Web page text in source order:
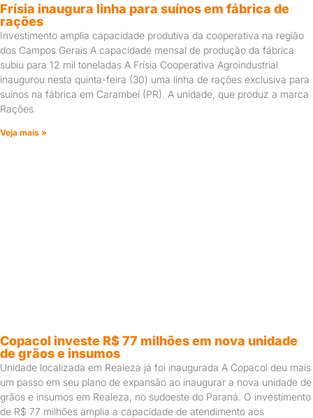
Frísia inaugura linha para suínos em fábrica de
rações
Investimento amplia capacidade produtiva da cooperativa na região
dos Campos Gerais A capacidade mensal de produção da fábrica
subiu para 12 mil toneladas A Frísia Cooperativa Agroindustrial
inaugurou nesta quinta-feira (30) uma linha de rações exclusiva para
suínos na fábrica em Carambeí (PR). A unidade, que produz a marca
Rações
Veja mais »
Copacol investe R$ 77 milhões em nova unidade
de grãos e insumos
Unidade localizada em Realeza já foi inaugurada A Copacol deu mais
um passo em seu plano de expansão ao inaugurar a nova unidade de
grãos e insumos em Realeza, no sudoeste do Paraná. O investimento
de R$ 77 milhões amplia a capacidade de atendimento aos